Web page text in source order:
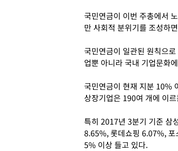
국민연금이 이번 주총에서
만 사회적 분위기를 조성하
국민연금이 일관된 원칙으
업뿐 아니라 국내 기업문화
국민연금이 현재 지분 10%
상장기업은 190여 개에 이
특히 2017년 3분기 기준 삼
8.65%, 롯데쇼핑 6.07%, 포
5% 이상 들고 있다.